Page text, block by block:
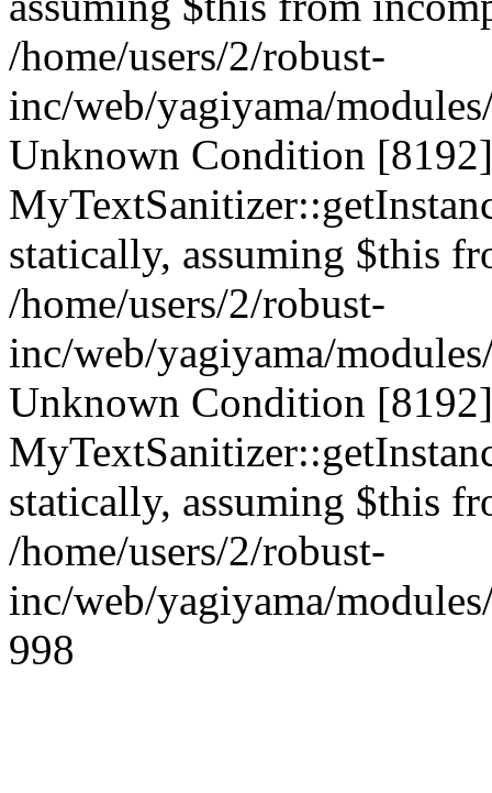
/home/users/2/robust-
inc/web/yagiyama/
Unknown Condition
statically, assuming $this
/home/users/2/robust-
inc/web/yagiyama/
Unknown Condition
statically, assuming $this
/home/users/2/robust-
inc/web/yagiyama/
998